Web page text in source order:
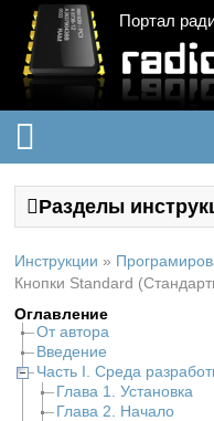
Портал
Разделы
Инструкции »
Кнопки Standard
Оглавление
От автора
Введение
Часть I. Среда
Глава 1. Установка
Глава 2. Начало